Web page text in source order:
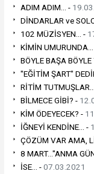
ADIM ADIM... -
DİNDARLAR ve
102 MÜZİSYEN... -
KİMİN
BÖYLE BAŞA BÖYLE
"EĞİTİM ŞART"
RİTİM
BİLMECE GİBİ? -
KİM ÖDEYECEK? -
İĞNEYİ KENDİNE... -
ÇÖZÜM VAR AMA,
8 MART..."ANMA
İSE... -07.03.2021